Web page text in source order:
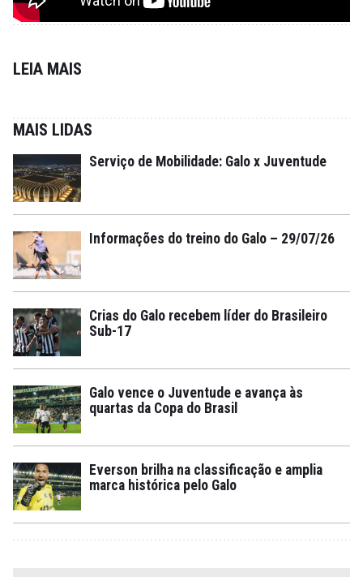
LEIA MAIS
MAIS LIDAS
Serviço de Mobilidade: Galo x Juventude
Informações do treino do Galo – 29/07/26
Crias do Galo recebem líder do Brasileiro
Sub-17
Galo vence o Juventude e avança às
quartas da Copa do Brasil
Everson brilha na classificação e amplia
marca histórica pelo Galo